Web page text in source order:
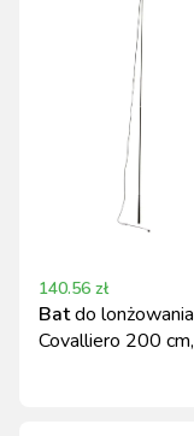
140.56 zł
Batdo lonżowania
Covalliero 200 cm,